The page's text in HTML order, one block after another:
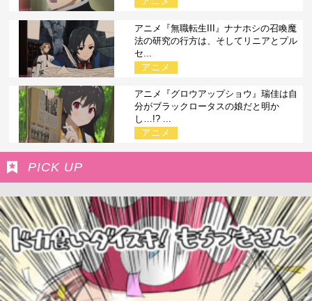
アニメ『無職転生III』ナナホシの召喚魔
法の研究の行方は、そしてリニアとプル
セ...
アニメ
アニメ『グロウアップショウ』瑞佳は自
分がブラックロータスの娘だと明か
し…!? ...
アニメ
PICK UP